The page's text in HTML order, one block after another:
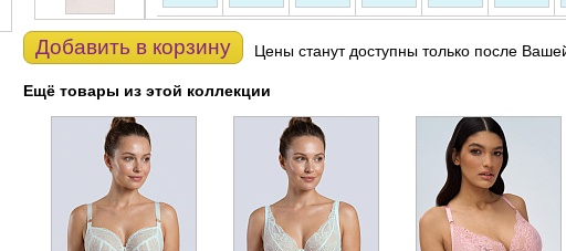
Добавить в корзину Цены станут доступны только после
Ещё товары из этой коллекции